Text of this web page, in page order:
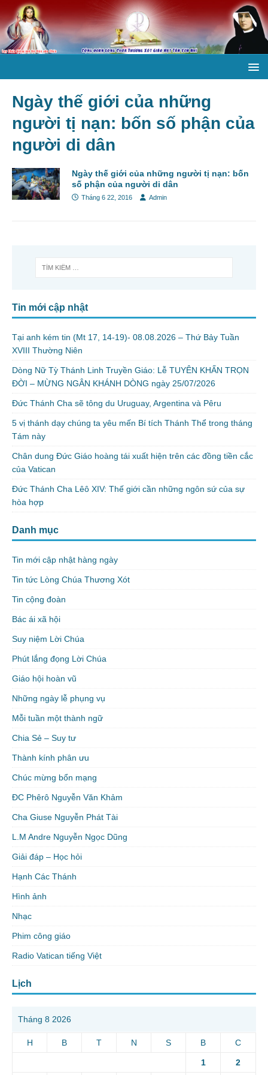
Ngày thế giới của những
người tị nạn: bốn số phận của
người di dân
Ngày thế giới của những người tị nạn: bốn
số phận của người di dân
Tháng 6 22, 2016 Admin
Tin mới cập nhật
Tại anh kém tin (Mt 17, 14-19)- 08.08.2026 – Thứ Bảy Tuần
XVIII Thường Niên
Dòng Nữ Tỳ Thánh Linh Truyền Giáo: Lễ TUYÊN KHẤN TRỌN
ĐỜI – MỪNG NGÂN KHÁNH DÒNG ngày 25/07/2026
Đức Thánh Cha sẽ tông du Uruguay, Argentina và Pêru
5 vị thánh dạy chúng ta yêu mến Bí tích Thánh Thể trong tháng
Tám này
Chân dung Đức Giáo hoàng tái xuất hiện trên các đồng tiền cắc
của Vatican
Đức Thánh Cha Lêô XIV: Thế giới cần những ngôn sứ của sự
hòa hợp
Danh mục
Tin mới cập nhật hàng ngày
Tin tức Lòng Chúa Thương Xót
Tin cộng đoàn
Bác ái xã hội
Suy niệm Lời Chúa
Phút lắng đọng Lời Chúa
Giáo hội hoàn vũ
Những ngày lễ phụng vụ
Mỗi tuần một thành ngữ
Chia Sẻ – Suy tư
Thành kính phân ưu
Chúc mừng bổn mạng
ĐC Phêrô Nguyễn Văn Khảm
Cha Giuse Nguyễn Phát Tài
L.M Andre Nguyễn Ngọc Dũng
Giải đáp – Học hỏi
Hạnh Các Thánh
Hình ảnh
Nhạc
Phim công giáo
Radio Vatican tiếng Việt
Lịch
Tháng 8 2026
H B T N S B C
1 2